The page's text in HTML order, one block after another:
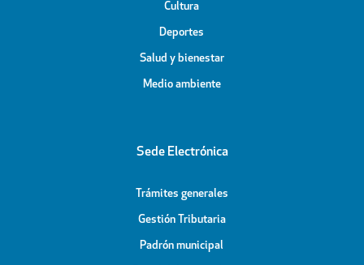
Cultura
Deportes
Salud y bienestar
Medio ambiente
Sede Electrónica
Trámites generales
Gestión Tributaria
Padrón municipal